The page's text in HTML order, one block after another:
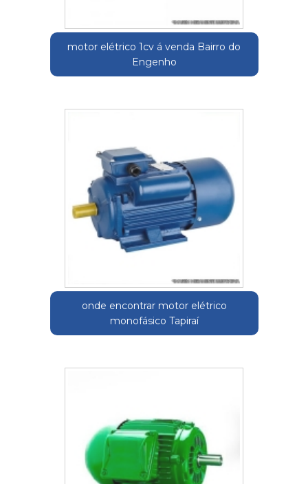
motor elétrico 1cv á venda Bairro do
Engenho
onde encontrar motor elétrico
monofásico Tapiraí